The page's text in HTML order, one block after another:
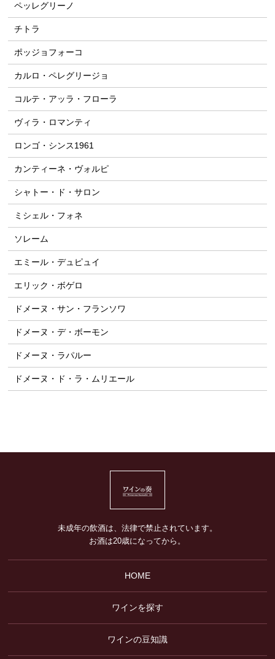
ペッレグリーノ
チトラ
ポッジョフォーコ
カルロ・ペレグリージョ
コルテ・アッラ・フローラ
ヴィラ・ロマンティ
ロンゴ・シンス1961
カンティーネ・ヴォルピ
シャトー・ド・サロン
ミシェル・フォネ
ソレーム
エミール・デュピュイ
エリック・ボゲロ
ドメーヌ・サン・フランソワ
ドメーヌ・デ・ボーモン
ドメーヌ・ラパルー
ドメーヌ・ド・ラ・ムリエール
未成年の飲酒は、法律で禁止されています。
お酒は20歳になってから。
HOME
ワインを探す
ワインの豆知識